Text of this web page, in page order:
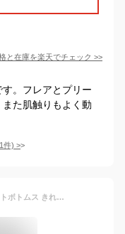
と在庫を楽天でチェック >>
。フレアとプリー
た肌触りもよく動
1件) >
きれいめパンツ レディース ハイウエストボトムス きれいめパンツ ワイドパンツ